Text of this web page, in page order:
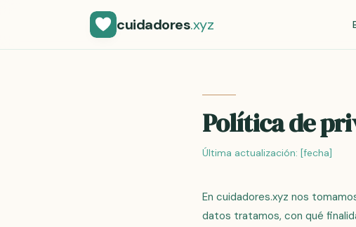
cuidadores.xyz
Política de
Última actualización: [fecha]
En cuidadores.xyz nos
datos tratamos, con qué